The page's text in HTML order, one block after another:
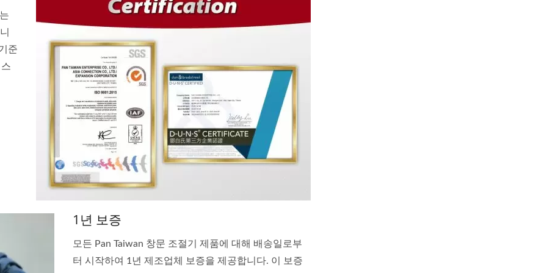
준
1년 보증
모든 Pan Taiwan 창문 조절기 제품에 대해 배송일로부
터 시작하여 1년 제조업체 보증을 제공합니다. 이 보증